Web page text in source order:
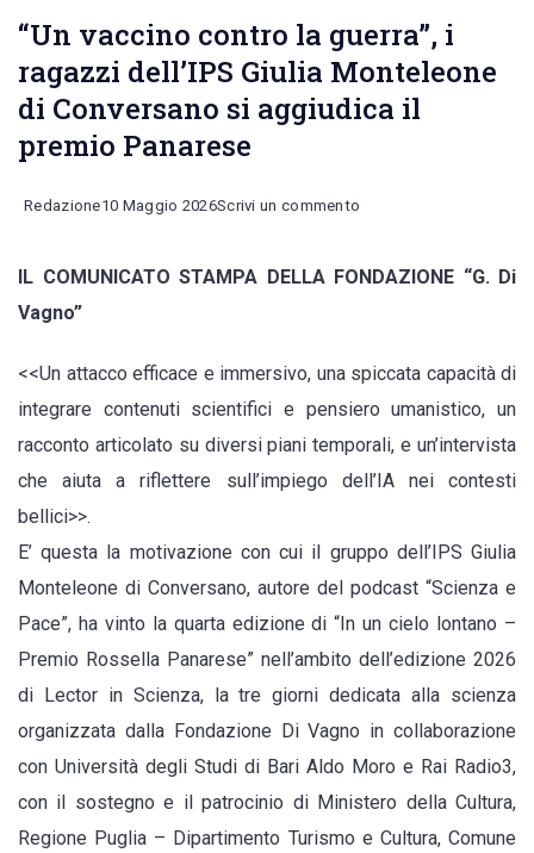
“Un vaccino contro la guerra”, i
ragazzi dell’IPS Giulia Monteleone
di Conversano si aggiudica il
premio Panarese
Redazione10 Maggio 2026Scrivi un commento
vaccino
guerra”,
i
ragazzi
dell’IPS
Monteleone
di
Conversano
si
aggiudica
premio
Panarese
IL COMUNICATO STAMPA DELLA FONDAZIONE “G. Di
Vagno”
<<Un attacco efficace e immersivo, una spiccata capacità di
integrare contenuti scientifici e pensiero umanistico, un
racconto articolato su diversi piani temporali, e un’intervista
che aiuta a riflettere sull’impiego dell’IA nei contesti
bellici>>.
E’ questa la motivazione con cui il gruppo dell’IPS Giulia
Monteleone di Conversano, autore del podcast “Scienza e
Pace”, ha vinto la quarta edizione di “In un cielo lontano –
Premio Rossella Panarese” nell’ambito dell’edizione 2026
di Lector in Scienza, la tre giorni dedicata alla scienza
organizzata dalla Fondazione Di Vagno in collaborazione
con Università degli Studi di Bari Aldo Moro e Rai Radio3,
con il sostegno e il patrocinio di Ministero della Cultura,
Regione Puglia – Dipartimento Turismo e Cultura, Comune